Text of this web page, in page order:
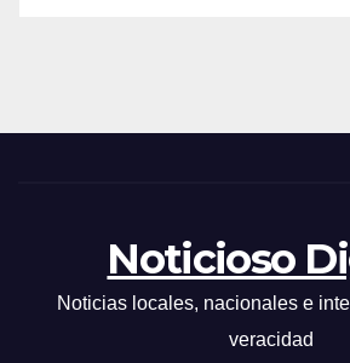
Noticioso
Noticias locales, nacionales e
veracidad